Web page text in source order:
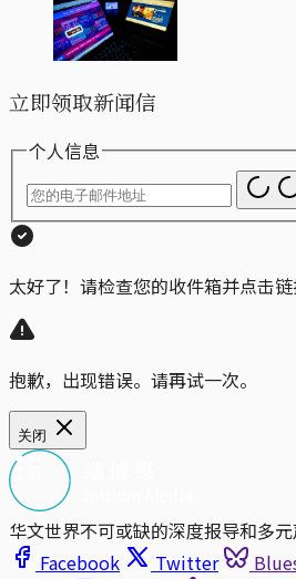
立即领取新闻信
个人信息
太好了！请检查您的收件箱并点击链
抱歉，出现错误。请再试一次。
关闭
华文世界不可或缺的深度报导和多
Facebook
Twitter